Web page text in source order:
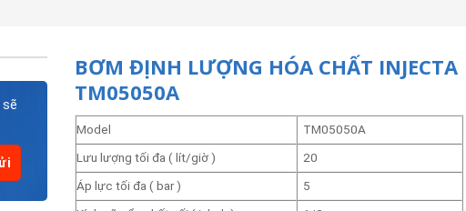
sẽ
BƠM ĐỊNH LƯỢNG HÓA CHẤT INJECTA
TM05050A
Model
TM05050A
Lưu lượng tối đa ( lít/giờ )
20
Áp lực tối đa ( bar )
5